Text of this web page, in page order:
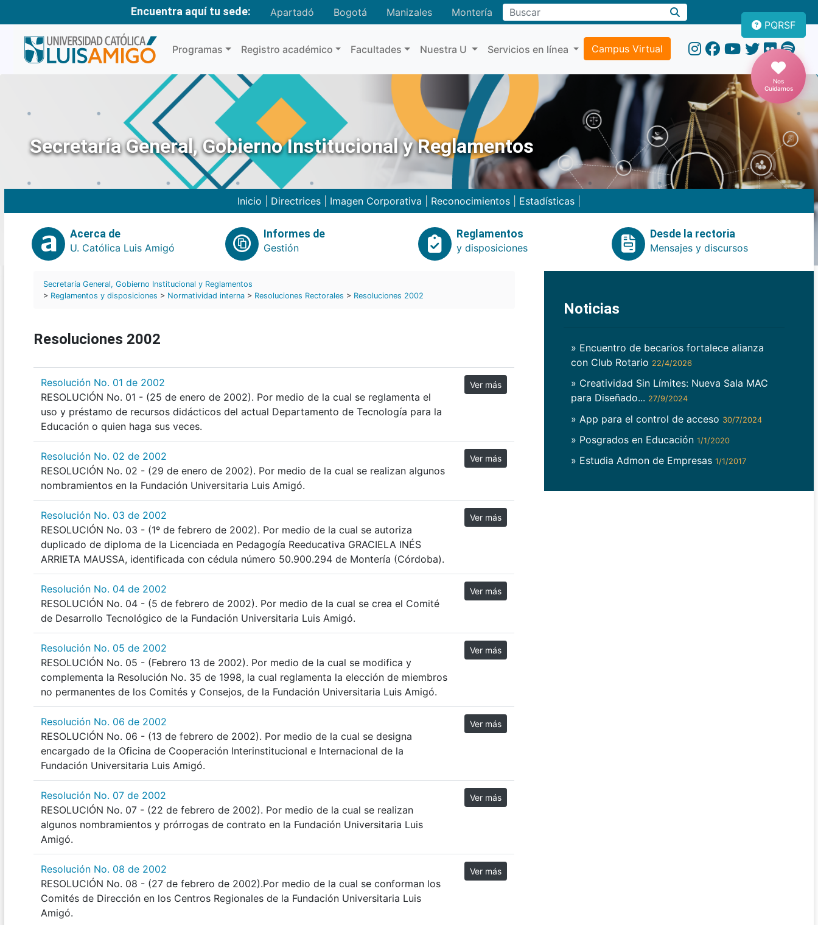
Encuentra aquí tu sede: Apartadó Bogotá Manizales MonteríaBuscar
Programas Registro académico Facultades Nuestra U Servicios en línea Campus Virtual
PQRSF
Nos
Cuidamos
Secretaría General, Gobierno Institucional y Reglamentos
Inicio Directrices Imagen Corporativa Reconocimientos Estadísticas
Acerca de
U. Católica Luis Amigó
Informes de
Gestión
Reglamentos
y disposiciones
Desde la rectoria
Mensajes y discursos
Secretaría General, Gobierno Institucional y Reglamentos
> Reglamentos y disposiciones > Normatividad interna > Resoluciones Rectorales > Resoluciones 2002
Resoluciones 2002
Resolución No. 01 de 2002
RESOLUCIÓN No. 01 - (25 de enero de 2002). Por medio de la cual se reglamenta el
uso y préstamo de recursos didácticos del actual Departamento de Tecnología para la
Educación o quien haga sus veces.
Ver más
Resolución No. 02 de 2002
RESOLUCIÓN No. 02 - (29 de enero de 2002). Por medio de la cual se realizan algunos
nombramientos en la Fundación Universitaria Luis Amigó.
Ver más
Resolución No. 03 de 2002
RESOLUCIÓN No. 03 - (1º de febrero de 2002). Por medio de la cual se autoriza
duplicado de diploma de la Licenciada en Pedagogía Reeducativa GRACIELA INÉS
ARRIETA MAUSSA, identificada con cédula número 50.900.294 de Montería (Córdoba).
Ver más
Resolución No. 04 de 2002
RESOLUCIÓN No. 04 - (5 de febrero de 2002). Por medio de la cual se crea el Comité
de Desarrollo Tecnológico de la Fundación Universitaria Luis Amigó.
Ver más
Resolución No. 05 de 2002
RESOLUCIÓN No. 05 - (Febrero 13 de 2002). Por medio de la cual se modifica y
complementa la Resolución No. 35 de 1998, la cual reglamenta la elección de miembros
no permanentes de los Comités y Consejos, de la Fundación Universitaria Luis Amigó.
Ver más
Resolución No. 06 de 2002
RESOLUCIÓN No. 06 - (13 de febrero de 2002). Por medio de la cual se designa
encargado de la Oficina de Cooperación Interinstitucional e Internacional de la
Fundación Universitaria Luis Amigó.
Ver más
Resolución No. 07 de 2002
RESOLUCIÓN No. 07 - (22 de febrero de 2002). Por medio de la cual se realizan
algunos nombramientos y prórrogas de contrato en la Fundación Universitaria Luis
Amigó.
Ver más
Resolución No. 08 de 2002
RESOLUCIÓN No. 08 - (27 de febrero de 2002).Por medio de la cual se conforman los
Comités de Dirección en los Centros Regionales de la Fundación Universitaria Luis
Amigó.
Ver más
Noticias
» Encuentro de becarios fortalece alianza
con Club Rotario 22/4/2026
» Creatividad Sin Límites: Nueva Sala MAC
para Diseñado... 27/9/2024
» App para el control de acceso 30/7/2024
» Posgrados en Educación 1/1/2020
» Estudia Admon de Empresas 1/1/2017